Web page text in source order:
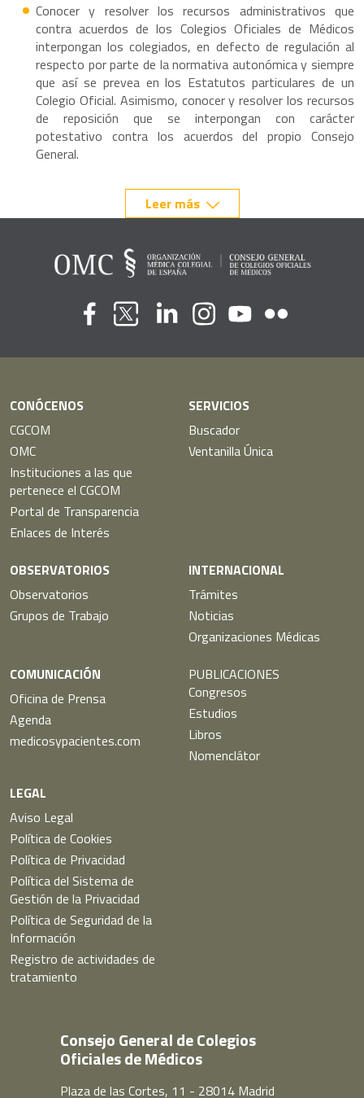
Conocer y resolver los recursos administrativos que
contra acuerdos de los Colegios Oficiales de Médicos
interpongan los colegiados, en defecto de regulación al
respecto por parte de la normativa autonómica y siempre
que así se prevea en los Estatutos particulares de un
Colegio Oficial. Asimismo, conocer y resolver los recursos
de reposición que se interpongan con carácter
potestativo contra los acuerdos del propio Consejo
General.
Leer más
CONÓCENOS
CGCOM
OMC
Instituciones a las que
pertenece el CGCOM
Portal de Transparencia
Enlaces de Interés
SERVICIOS
Buscador
Ventanilla Única
OBSERVATORIOS
Observatorios
Grupos de Trabajo
INTERNACIONAL
Trámites
Noticias
Organizaciones Médicas
COMUNICACIÓN
Oficina de Prensa
Agenda
medicosypacientes.com
PUBLICACIONES
Congresos
Estudios
Libros
Nomenclátor
LEGAL
Aviso Legal
Política de Cookies
Política de Privacidad
Política del Sistema de
Gestión de la Privacidad
Política de Seguridad de la
Información
Registro de actividades de
tratamiento
Consejo General de Colegios
Oficiales de Médicos
Plaza de las Cortes, 11 - 28014 Madrid